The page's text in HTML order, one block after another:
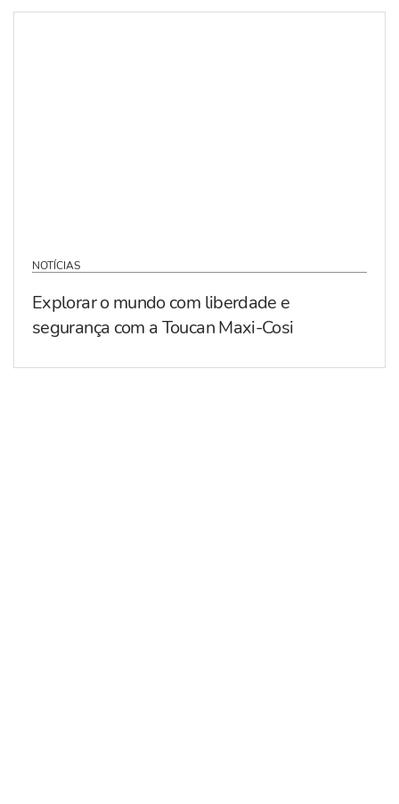
NOTÍCIAS
Explorar o mundo com liberdade e
segurança com a Toucan Maxi-Cosi